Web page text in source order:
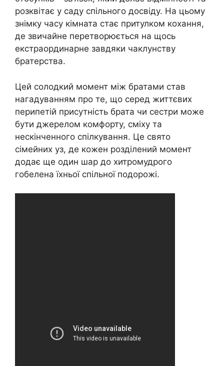
розквітає у саду спільного досвіду. На цьому
знімку часу кімната стає притулком кохання,
де звичайне перетворюється на щось
екстраординарне завдяки чаклунству
братерства.
Цей солодкий момент між братами став
нагадуванням про те, що серед життєвих
перипетій присутність брата чи сестри може
бути джерелом комфорту, сміху та
нескінченного спілкування. Це свято
сімейних уз, де кожен розділений момент
додає ще один шар до хитромудрого
гобелена їхньої спільної подорожі.